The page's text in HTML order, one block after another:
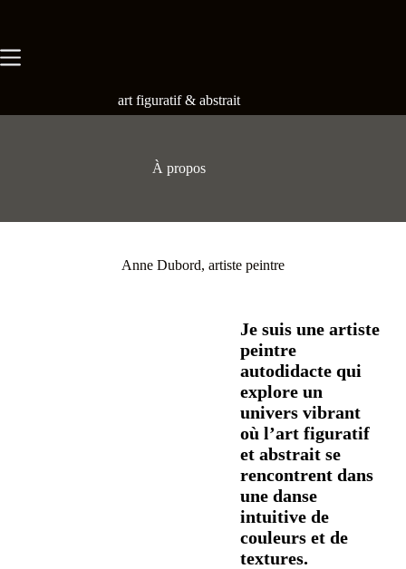
art figuratif & abstrait
À propos
Anne Dubord, artiste peintre
Je suis une artiste
peintre
autodidacte qui
explore un
univers vibrant
où l’art figuratif
et abstrait se
rencontrent dans
une danse
intuitive de
couleurs et de
textures.